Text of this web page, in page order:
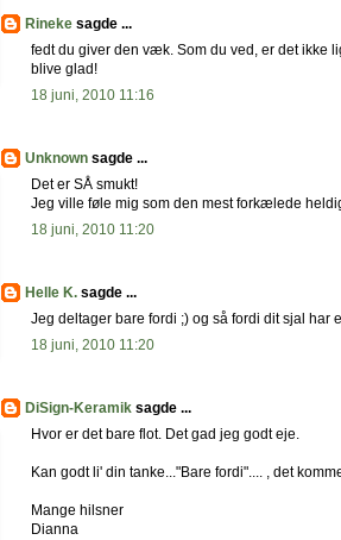
Rineke sagde ...
fedt du giver den væk. Som du ved, er det ikke
blive glad!
18 juni, 2010 11:16
Unknown sagde ...
Det er SÅ smukt!
Jeg ville føle mig som den mest forkælede
18 juni, 2010 11:20
Helle K. sagde ...
Jeg deltager bare fordi ;) og så fordi dit sjal har
18 juni, 2010 11:20
DiSign-Keramik sagde ...
Hvor er det bare flot. Det gad jeg godt eje.
Kan godt li' din tanke..."Bare fordi".... , det
Mange hilsner
Dianna